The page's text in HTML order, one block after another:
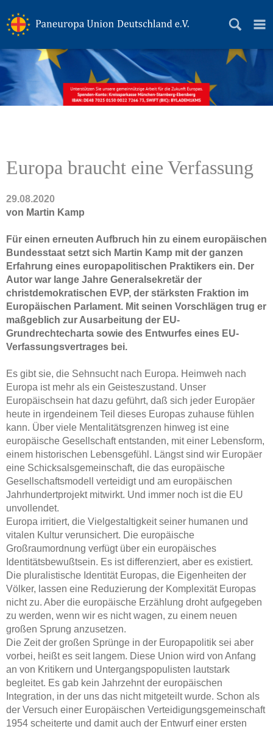
Europa braucht eine Verfassung
29.08.2020
von Martin Kamp
Für einen erneuten Aufbruch hin zu einem europäischen
Bundesstaat setzt sich Martin Kamp mit der ganzen
Erfahrung eines europapolitischen Praktikers ein. Der
Autor war lange Jahre Generalsekretär der
christdemokratischen EVP, der stärksten Fraktion im
Europäischen Parlament. Mit seinen Vorschlägen trug er
maßgeblich zur Ausarbeitung der EU-
Grundrechtecharta sowie des Entwurfes eines EU-
Verfassungsvertrages bei.
Es gibt sie, die Sehnsucht nach Europa. Heimweh nach
Europa ist mehr als ein Geisteszustand. Unser
Europäischsein hat dazu geführt, daß sich jeder Europäer
heute in irgendeinem Teil dieses Europas zuhause fühlen
kann. Über viele Mentalitätsgrenzen hinweg ist eine
europäische Gesellschaft entstanden, mit einer Lebensform,
einem historischen Lebensgefühl. Längst sind wir Europäer
eine Schicksalsgemeinschaft, die das europäische
Gesellschaftsmodell verteidigt und am europäischen
Jahrhundertprojekt mitwirkt. Und immer noch ist die EU
unvollendet.
Europa irritiert, die Vielgestaltigkeit seiner humanen und
vitalen Kultur verunsichert. Die europäische
Großraumordnung verfügt über ein europäisches
Identitätsbewußtsein. Es ist differenziert, aber es existiert.
Die pluralistische Identität Europas, die Eigenheiten der
Völker, lassen eine Reduzierung der Komplexität Europas
nicht zu. Aber die europäische Erzählung droht aufgegeben
zu werden, wenn wir es nicht wagen, zu einem neuen
großen Sprung anzusetzen.
Die Zeit der großen Sprünge in der Europapolitik sei aber
vorbei, heißt es seit langem. Diese Union wird von Anfang
an von Kritikern und Untergangspopulisten lautstark
begleitet. Es gab kein Jahrzehnt der europäischen
Integration, in der uns das nicht mitgeteilt wurde. Schon als
der Versuch einer Europäischen Verteidigungsgemeinschaft
1954 scheiterte und damit auch der Entwurf einer ersten
Grundsätze
Geschichte
Themen
Das politische Magazin
Mediadaten
Präsidium
Landesverbände
Paneuropa Jugend
Mitmachen
Datenschutz
Impressum